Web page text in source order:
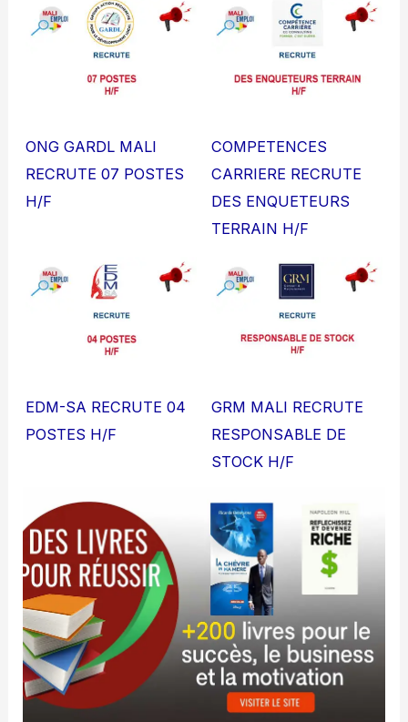
ONG GARDL MALI
RECRUTE 07 POSTES
H/F
COMPETENCES
CARRIERE RECRUTE
DES ENQUETEURS
TERRAIN H/F
EDM-SA RECRUTE 04
POSTES H/F
GRM MALI RECRUTE
RESPONSABLE DE
STOCK H/F